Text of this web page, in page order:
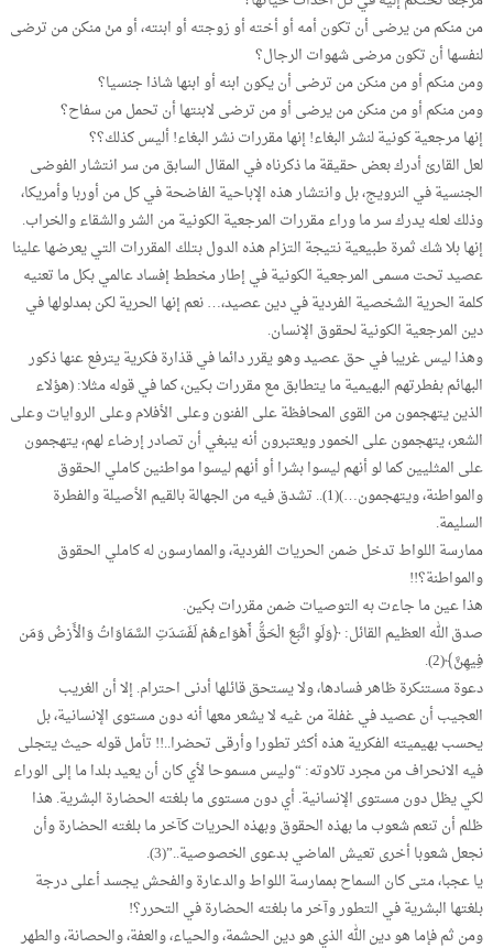
من منكم من يرضى أن تكون أمه أو أخته أو زوجته أو ابنته، أو منْ منكن من ترضى
لنفسها أن تكون مرضى شهوات الرجال؟
ومن منكم أو من منكن من ترضى أن يكون ابنه أو ابنها شاذا جنسيا؟
ومن منكم أو من منكن من يرضى أو من ترضى لابنتها أن تحمل من سفاح؟
إنها مرجعية كونية لنشر البغاء! إنها مقررات نشر البغاء! أليس كذلك؟؟
لعل القارئ أدرك بعض حقيقة ما ذكرناه في المقال السابق من سر انتشار الفوضى
الجنسية في النرويج، بل وانتشار هذه الإباحية الفاضحة في كل من أوربا وأمريكا،
وذلك لعله يدرك سر ما وراء مقررات المرجعية الكونية من الشر والشقاء والخراب.
إنها بلا شك ثمرة طبيعية نتيجة التزام هذه الدول بتلك المقررات التي يعرضها علينا
عصيد تحت مسمى المرجعية الكونية في إطار مخطط إفساد عالمي بكل ما تعنيه
كلمة الحرية الشخصية الفردية في دين عصيد،… نعم إنها الحرية لكن بمدلولها في
دين المرجعية الكونية لحقوق الإنسان.
وهذا ليس غريبا في حق عصيد وهو يقرر دائما في قذارة فكرية يترفع عنها ذكور
البهائم بفطرتهم البهيمية ما يتطابق مع مقررات بكين، كما في قوله مثلا: (هؤلاء
الذين يتهجمون من القوى المحافظة على الفنون وعلى الأفلام وعلى الروايات وعلى
الشعر، يتهجمون على الخمور ويعتبرون أنه ينبغي أن تصادر إرضاء لهم، يتهجمون
على المثليين كما لو أنهم ليسوا بشرا أو أنهم ليسوا مواطنين كاملي الحقوق
والمواطنة، ويتهجمون…)(1).. تشدق فيه من الجهالة بالقيم الأصيلة والفطرة
السليمة.
ممارسة اللواط تدخل ضمن الحريات الفردية، والممارسون له كاملي الحقوق
والمواطنة؟!!
هذا عين ما جاءت به التوصيات ضمن مقررات بكين.
صدق الله العظيم القائل: ﴿وَلَوِ اتَّبَعَ الْحَقُّ أَهْوَاءهُمْ لَفَسَدَتِ السَّمَاوَاتُ وَالْأَرْضُ وَمَن
فِيهِنَّ﴾(2).
دعوة مستنكرة ظاهر فسادها، ولا يستحق قائلها أدنى احترام. إلا أن الغريب
العجيب أن عصيد في غفلة من غيه لا يشعر معها أنه دون مستوى الإنسانية، بل
يحسب بهيميته الفكرية هذه أكثر تطورا وأرقى تحضرا..!! تأمل قوله حيث يتجلى
فيه الانحراف من مجرد تلاوته: “وليس مسموحا لأي كان أن يعيد بلدا ما إلى الوراء
لكي يظل دون مستوى الإنسانية. أي دون مستوى ما بلغته الحضارة البشرية. هذا
ظلم أن تنعم شعوب ما بهذه الحقوق وبهذه الحريات كآخر ما بلغته الحضارة وأن
نجعل شعوبا أخرى تعيش الماضي بدعوى الخصوصية..”(3).
يا عجبا، متى كان السماح بممارسة اللواط والدعارة والفحش يجسد أعلى درجة
بلغتها البشرية في التطور وآخر ما بلغته الحضارة في التحرر؟!
ومن ثم فإما هو دين الله الذي هو دين الحشمة، والحياء، والعفة، والحصانة، والطهر